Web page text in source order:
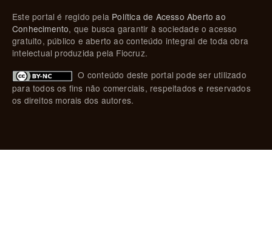
Este portal é regido pela Política de Acesso Aberto ao
Conhecimento, que busca garantir à sociedade o acesso
gratuito, público e aberto ao conteúdo integral de toda obra
intelectual produzida pela Fiocruz.
O conteúdo deste portal pode ser utilizado
para todos os fins não comerciais, respeitados e reservados
os direitos morais dos autores.